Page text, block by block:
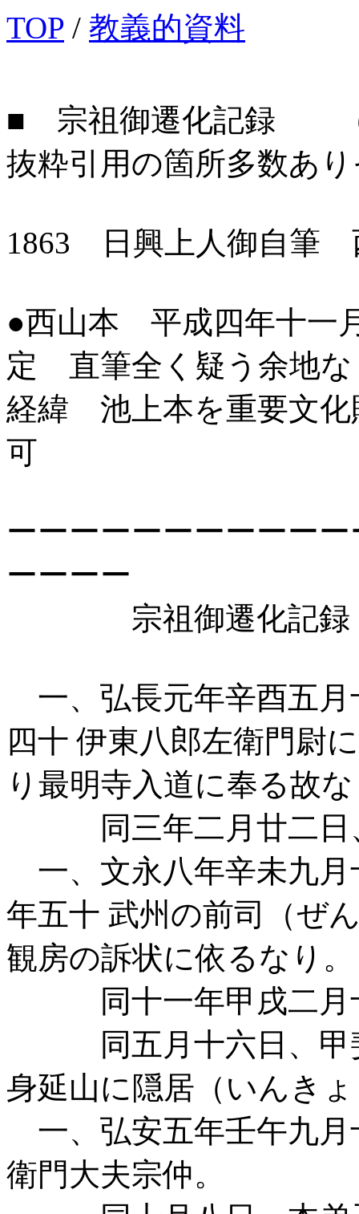
TOP / 教義的資料
■ 宗祖御遷化記録 （
抜粋引用の箇所多数あ
1863 日興上人御自筆
●西山本 平成四年十一
定 直筆全く疑う余地な
経緯 池上本を重要文
可
ーーーーーーーーーー
ーーーー
宗祖御遷化記録
一、弘長元年辛酉五月
四十 伊東八郎左衛門尉
り最明寺入道に奉る故
同三年二月廿二日、
一、文永八年辛未九月
年五十 武州の前司（ぜ
観房の訴状に依るなり
同十一年甲戌二月
同五月十六日、甲斐
身延山に隠居（いんき
一、弘安五年壬午九月
衛門大夫宗仲。